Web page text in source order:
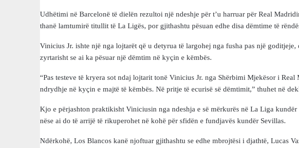
Udhëtimi në Barcelonë të dielën rezultoi një ndeshje për t’u harruar për Real
thanë lamtumirë titullit të La Ligës, por gjithashtu pësuan edhe disa dëmtime të
Vinicius Jr. ishte një nga lojtarët që u detyrua të largohej nga fusha pas një
zyrtarisht se ai ka pësuar një dëmtim në kyçin e këmbës.
“Pas testeve të kryera sot ndaj lojtarit tonë Vinicius Jr. nga Shërbimi Mjekësor i
ndrydhje në kyçin e majtë të këmbës. Në pritje të ecurisë së dëmtimit,” thuhet në
Kjo e përjashton praktikisht Viniciusin nga ndeshja e së mërkurës në La Liga kundër
nëse ai do të arrijë të rikuperohet në kohë për sfidën e fundjavës kundër Sevillas.
Ndërkohë, Los Blancos kanë njoftuar gjithashtu se edhe mbrojtësi i djathtë, Lucas